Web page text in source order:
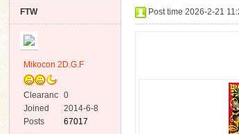
FTW
Mikocon 2D.G.F
Clearanc
e
0
Joined
2014-6-8
Posts
67017
Post time 2026-2-21